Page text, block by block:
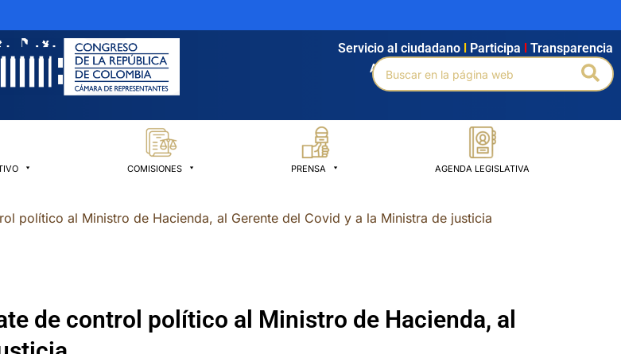
Agendamiento Intranet Búsqueda avanzada
Servicio al ciudadano Participa Transparencia
Buscar
por:
COMISIONES PRENSA AGENDA LEGISLATIVA
político al Ministro de Hacienda, al Gerente del Covid y a la Ministra de justicia
de control político al Ministro de Hacienda, al